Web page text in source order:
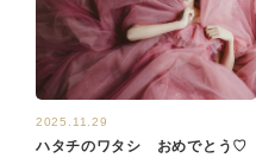
2025.11.29
ハタチのワタシ おめでとう♡